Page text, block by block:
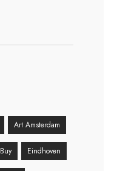
Art Amsterdam
Buy Eindhoven